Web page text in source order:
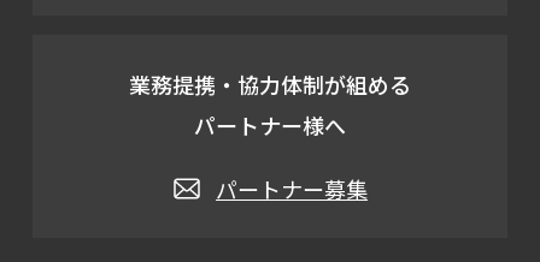
業務提携・協力体制が組める
パートナー様へ
パートナー募集